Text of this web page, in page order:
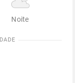
Noite